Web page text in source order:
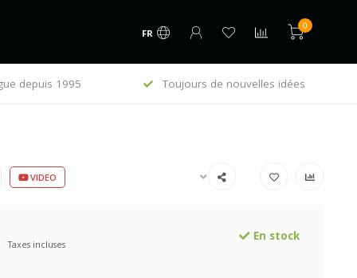
FR
0
1995 Toujours de nouvelles idées
VIDEO
Taxes incluses
En stock